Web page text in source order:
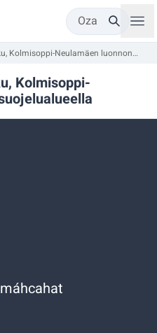
Oza
Vanhan metsän polku, Kolmisoppi-Neulamäen luonnonsuojelualueella
Kolmisoppi-